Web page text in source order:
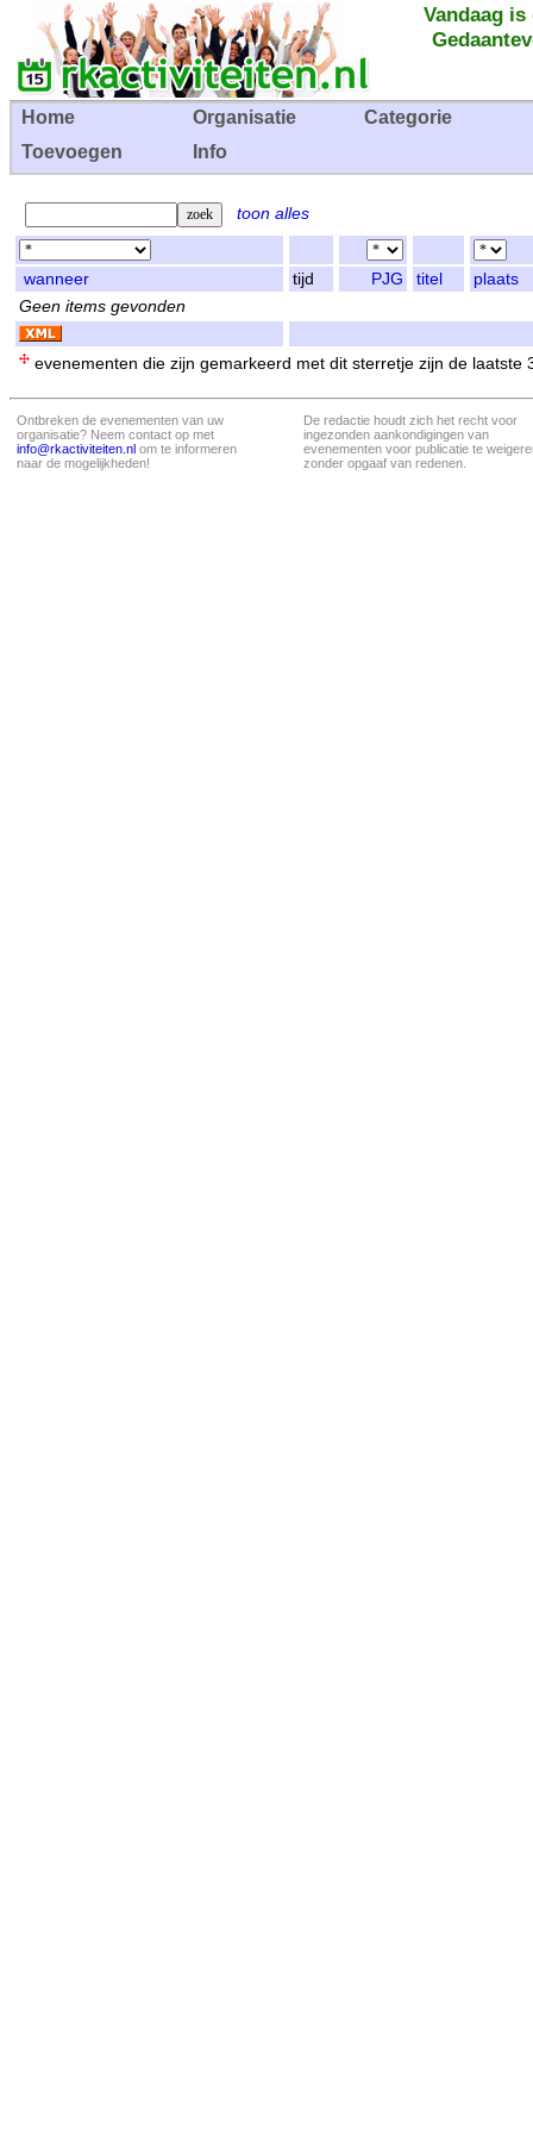
Vandaag
Home Organisatie
Categorie
Toevoegen
Info
toon alles
wanneer tijd PJG titel
plaats
Geen items gevonden
evenementen die zijn gemarkeerd met dit sterretje zijn de laatste
Ontbreken de evenementen van uw
organisatie? Neem contact op met
info@rkactiviteiten.nl om te informeren
naar de mogelijkheden!
De redactie houdt zich het recht voor
ingezonden aankondigingen van
evenementen voor publicatie te
zonder opgaaf van redenen.